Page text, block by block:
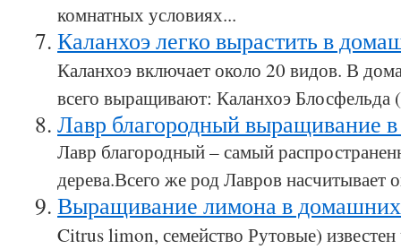
комнатных условиях...
Каланхоэ легко вырастить в
Каланхоэ включает около 20 видов. В
всего выращивают: Каланхоэ
Лавр благородный выращивание
Лавр благородный – самый
дерева.Всего же род Лавров насчитывает
Выращивание лимона в
Citrus limon, семейство Рутовые) известен